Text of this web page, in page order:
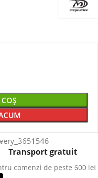
Transport gratuit
comenzi de peste 600 lei